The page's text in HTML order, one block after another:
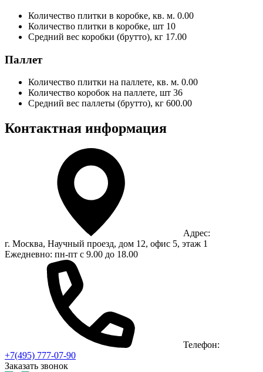
Количество плитки в коробке, кв. м. 0.00
Количество плитки в коробке, шт 10
Средний вес коробки (брутто), кг 17.00
Паллет
Количество плитки на паллете, кв. м. 0.00
Количество коробок на паллете, шт 36
Средний вес паллеты (брутто), кг 600.00
Контактная информация
Адрес:
г. Москва, Научный проезд, дом 12, офис 5, этаж 1
Ежедневно: пн-пт с 9.00 до 18.00
Телефон:
+7(495) 777-07-90
Заказать звонок